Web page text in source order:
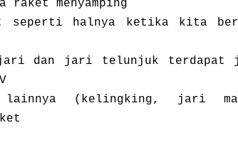
menyamping
seperti halnya ketika kita
dan jari telunjuk terdapat
(kelingking, jari